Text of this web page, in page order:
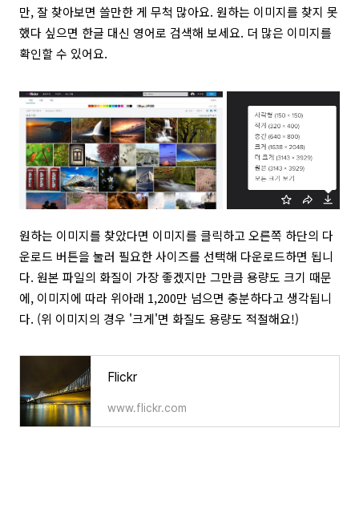
만, 잘 찾아보면 쓸만한 게 무척 많아요. 원하는 이미지를 찾지 못
했다 싶으면 한글 대신 영어로 검색해 보세요. 더 많은 이미지를
확인할 수 있어요.
원하는 이미지를 찾았다면 이미지를 클릭하고 오른쪽 하단의 다
운로드 버튼을 눌러 필요한 사이즈를 선택해 다운로드하면 됩니
다. 원본 파일의 화질이 가장 좋겠지만 그만큼 용량도 크기 때문
에, 이미지에 따라 위아래 1,200만 넘으면 충분하다고 생각됩니
다. (위 이미지의 경우 '크게'면 화질도 용량도 적절해요!)
Flickr
www.flickr.com